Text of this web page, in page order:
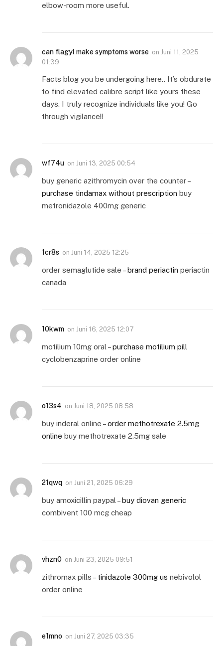
elbow-room more useful.
can flagyl make symptoms worse on Juni 11, 2025
01:39
Facts blog you be undergoing here.. It’s obdurate
to find elevated calibre script like yours these
days. I truly recognize individuals like you! Go
through vigilance!!
wf74u on Juni 13, 2025 00:54
buy generic azithromycin over the counter –
purchase tindamax without prescription buy
metronidazole 400mg generic
1cr8s on Juni 14, 2025 12:25
order semaglutide sale –brand periactin periactin
canada
10kwm on Juni 16, 2025 12:07
motilium 10mg oral –purchase motilium pill
cyclobenzaprine order online
o13s4 on Juni 18, 2025 08:58
buy inderal online –order methotrexate 2.5mg
online buy methotrexate 2.5mg sale
21qwq on Juni 21, 2025 06:29
buy amoxicillin paypal –buy diovan generic
combivent 100 mcg cheap
vhzn0 on Juni 23, 2025 09:51
zithromax pills – tinidazole 300mg us nebivolol
order online
e1mno on Juni 27, 2025 03:35